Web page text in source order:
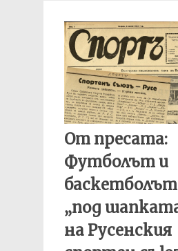
От пресата:
Футболът и
баскетболът
„под
на Русенския